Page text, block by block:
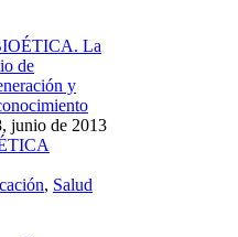
La
de
y
junio de 2013
, Salud